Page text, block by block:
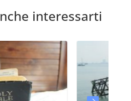
interessarti